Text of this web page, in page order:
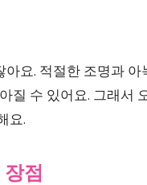
요. 적절한 조명과
질 수 있어요. 그래서
요.
점